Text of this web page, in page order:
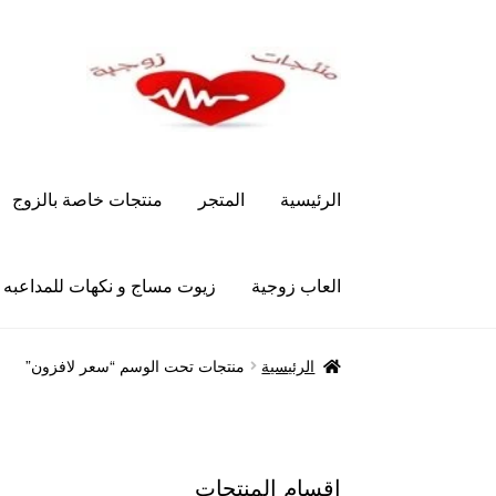
Skip
to
navigation
Skip
to
الرئيسية المتجر منتجات خاصة بالزوج
العاب زوجية زيوت مساج و نكهات للمداعبه
الرئيسية Let’s Keep In Touch أدوية تكبير و
علاج سرعة القذف
الرئيسية منتجات تحت الوسم “سعر لافزون”
اقسام المنتجات